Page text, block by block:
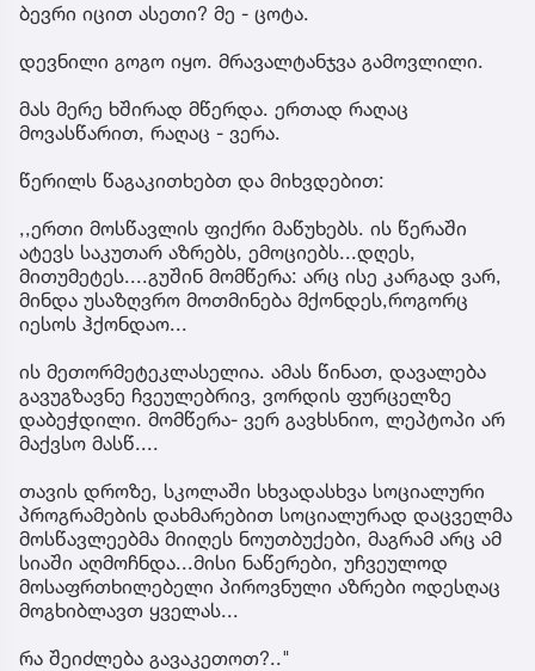
ბევრი იცით ასეთი? მე - ცოტა.
დევნილი გოგო იყო. მრავალტანჯვა გამოვლილი.
მას მერე ხშირად მწერდა. ერთად რაღაც
მოვასწარით, რაღაც - ვერა.
წერილს წაგაკითხებთ და მიხვდებით:
,,ერთი მოსწავლის ფიქრი მაწუხებს. ის წერაში
ატევს საკუთარ აზრებს, ემოციებს...დღეს,
მითუმეტეს....გუშინ მომწერა: არც ისე კარგად ვარ,
მინდა უსაზღვრო მოთმინება მქონდეს,როგორც
იესოს ჰქონდაო...
ის მეთორმეტეკლასელია. ამას წინათ, დავალება
გავუგზავნე ჩვეულებრივ, ვორდის ფურცელზე
დაბეჭდილი. მომწერა- ვერ გავხსნიო, ლეპტოპი არ
მაქვსო მასწ....
თავის დროზე, სკოლაში სხვადასხვა სოციალური
პროგრამების დახმარებით სოციალურად დაცველმა
მოსწავლეებმა მიიღეს ნოუთბუქები, მაგრამ არც ამ
სიაში აღმოჩნდა...მისი ნაწერები, უჩვეულოდ
მოსაფრთხილებელი პიროვნული აზრები ოდესღაც
მოგხიბლავთ ყველას...
რა შეიძლება გავაკეთოთ?.."